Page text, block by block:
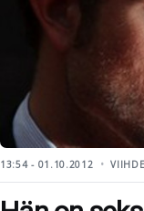
13:54 - 01.10.2012